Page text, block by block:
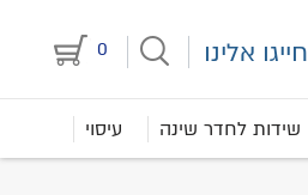
0 חייגו אלינו
שידות לחדר שינה עיסוי